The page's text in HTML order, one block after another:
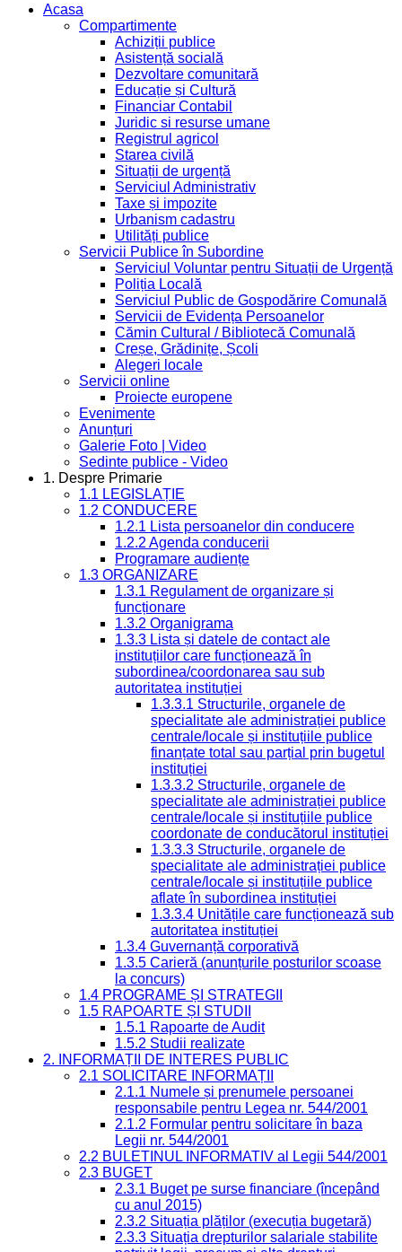
Acasa
Compartimente
Achiziții publice
Asistență socială
Dezvoltare comunitară
Educație și Cultură
Financiar Contabil
Juridic si resurse umane
Registrul agricol
Starea civilă
Situații de urgență
Serviciul Administrativ
Taxe și impozite
Urbanism cadastru
Utilități publice
Servicii Publice în Subordine
Serviciul Voluntar pentru Situații de Urgență
Poliția Locală
Serviciul Public de Gospodărire Comunală
Servicii de Evidența Persoanelor
Cămin Cultural / Bibliotecă Comunală
Creșe, Grădinițe, Școli
Alegeri locale
Servicii online
Proiecte europene
Evenimente
Anunțuri
Galerie Foto | Video
Sedinte publice - Video
1. Despre Primarie
1.1 LEGISLAȚIE
1.2 CONDUCERE
1.2.1 Lista persoanelor din conducere
1.2.2 Agenda conducerii
Programare audiențe
1.3 ORGANIZARE
1.3.1 Regulament de organizare și
funcționare
1.3.2 Organigrama
1.3.3 Lista și datele de contact ale
instituțiilor care funcționează în
subordinea/coordonarea sau sub
autoritatea instituției
1.3.3.1 Structurile, organele de
specialitate ale administrației publice
centrale/locale și instituțiile publice
finanțate total sau parțial prin bugetul
instituției
1.3.3.2 Structurile, organele de
specialitate ale administrației publice
centrale/locale și instituțiile publice
coordonate de conducătorul instituției
1.3.3.3 Structurile, organele de
specialitate ale administrației publice
centrale/locale și instituțiile publice
aflate în subordinea instituției
1.3.3.4 Unitățile care funcționează sub
autoritatea instituției
1.3.4 Guvernanță corporativă
1.3.5 Carieră (anunțurile posturilor scoase
la concurs)
1.4 PROGRAME ȘI STRATEGII
1.5 RAPOARTE ȘI STUDII
1.5.1 Rapoarte de Audit
1.5.2 Studii realizate
2. INFORMAȚII DE INTERES PUBLIC
2.1 SOLICITARE INFORMAȚII
2.1.1 Numele și prenumele persoanei
responsabile pentru Legea nr. 544/2001
2.1.2 Formular pentru solicitare în baza
Legii nr. 544/2001
2.2 BULETINUL INFORMATIV al Legii 544/2001
2.3 BUGET
2.3.1 Buget pe surse financiare (începând
cu anul 2015)
2.3.2 Situația plăților (execuția bugetară)
2.3.3 Situația drepturilor salariale stabilite